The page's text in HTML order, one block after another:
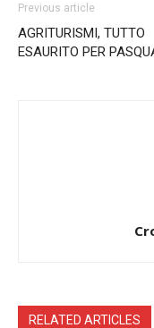
Previous article
AGRITURISMI, TUTTO
ESAURITO PER
RELATED ARTICLES